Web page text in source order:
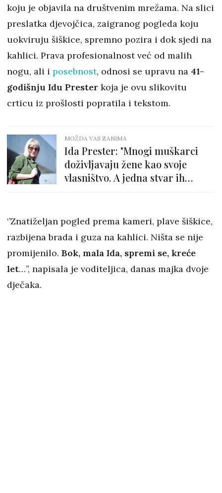
koju je objavila na društvenim mrežama. Na slici
preslatka djevojčica, zaigranog pogleda koju
uokviruju šiškice, spremno pozira i dok sjedi na
kahlici. Prava profesionalnost već od malih
nogu, ali i posebnost, odnosi se upravu na 41-
godišnju Idu Prester koja je ovu slikovitu
crticu iz prošlosti popratila i tekstom.
MOŽDA VAS ZANIMA
Ida Prester: "Mnogi muškarci
doživljavaju žene kao svoje
vlasništvo. A jedna stvar ih
‘’Znatiželjan pogled prema kameri, plave šiškice,
razbijena brada i guza na kahlici. Ništa se nije
promijenilo. Bok, mala Ida, spremi se, kreće
let…’’, napisala je voditeljica, danas majka dvoje
dječaka.